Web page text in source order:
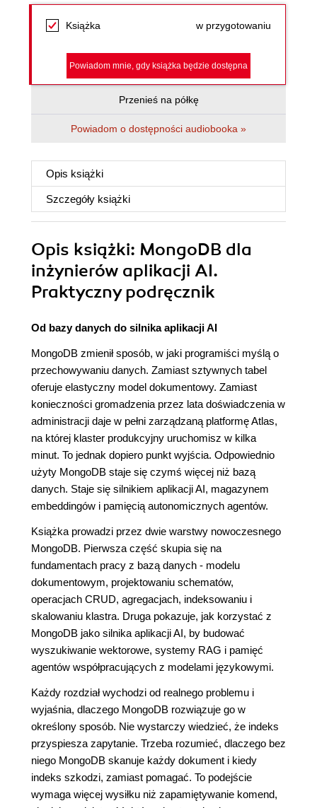
Książka w przygotowaniu
Powiadom mnie, gdy książka będzie dostępna
Przenieś na półkę
Powiadom o dostępności audiobooka »
Opis książki
Szczegóły książki
Opis książki: MongoDB dla
inżynierów aplikacji AI.
Praktyczny podręcznik
Od bazy danych do silnika aplikacji AI
MongoDB zmienił sposób, w jaki programiści myślą o
przechowywaniu danych. Zamiast sztywnych tabel
oferuje elastyczny model dokumentowy. Zamiast
konieczności gromadzenia przez lata doświadczenia w
administracji daje w pełni zarządzaną platformę Atlas,
na której klaster produkcyjny uruchomisz w kilka
minut. To jednak dopiero punkt wyjścia. Odpowiednio
użyty MongoDB staje się czymś więcej niż bazą
danych. Staje się silnikiem aplikacji AI, magazynem
embeddingów i pamięcią autonomicznych agentów.
Książka prowadzi przez dwie warstwy nowoczesnego
MongoDB. Pierwsza część skupia się na
fundamentach pracy z bazą danych - modelu
dokumentowym, projektowaniu schematów,
operacjach CRUD, agregacjach, indeksowaniu i
skalowaniu klastra. Druga pokazuje, jak korzystać z
MongoDB jako silnika aplikacji AI, by budować
wyszukiwanie wektorowe, systemy RAG i pamięć
agentów współpracujących z modelami językowymi.
Każdy rozdział wychodzi od realnego problemu i
wyjaśnia, dlaczego MongoDB rozwiązuje go w
określony sposób. Nie wystarczy wiedzieć, że indeks
przyspiesza zapytanie. Trzeba rozumieć, dlaczego bez
niego MongoDB skanuje każdy dokument i kiedy
indeks szkodzi, zamiast pomagać. To podejście
wymaga więcej wysiłku niż zapamiętywanie komend,